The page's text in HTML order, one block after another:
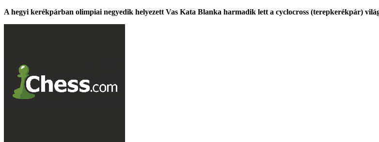
A hegyi kerékpárban olimpiai negyedik helyezett Vas Kata Blanka harmadik lett a cyclocross (terepkerékpár)